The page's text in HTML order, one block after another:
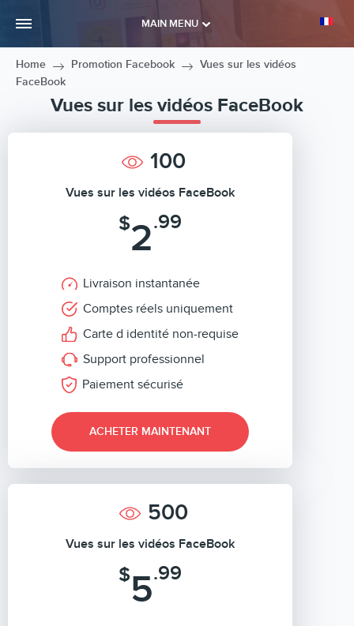
MAIN MENU
Home Promotion Facebook
Vues sur les vidéos
FaceBook
Vues sur les vidéos FaceBook
100
Vues sur les vidéos FaceBook
$2.99
Livraison instantanée
Comptes réels uniquement
Carte d identité non-requise
Support professionnel
Paiement sécurisé
ACHETER MAINTENANT
500
Vues sur les vidéos FaceBook
$5.99